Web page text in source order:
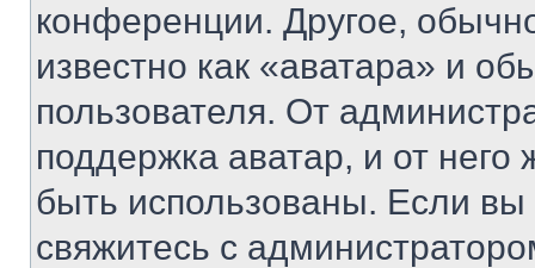
конференции. Другое,
известно как «аватара» и
пользователя. От
поддержка аватар, и от него
быть использованы. Если
свяжитесь с